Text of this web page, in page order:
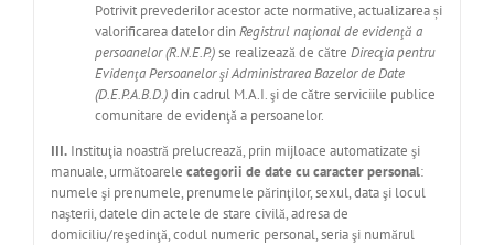
Potrivit prevederilor acestor acte normative, actualizarea și
valorificarea datelor dinRegistrul naţional de evidenţă a
persoanelor (R.N.E.P.)se realizează de către Direcţia pentru
Evidenţa Persoanelor şi Administrarea Bazelor de Date
(D.E.P.A.B.D.)din cadrul M.A.I. şi de către serviciile publice
comunitare de evidenţă a persoanelor.
III. Instituţia noastră prelucrează, prin mijloace automatizate şi
manuale, următoarele categorii de date cu caracter personal:
numele şi prenumele, prenumele părinţilor, sexul, data şi locul
naşterii, datele din actele de stare civilă, adresa de
domiciliu/reşedinţă, codul numeric personal, seria şi numărul